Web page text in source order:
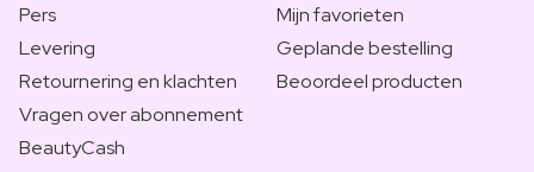
Pers
Levering
Retournering en klachten
Vragen over abonnement
BeautyCash
Mijn favorieten
Geplande bestelling
Beoordeel producten